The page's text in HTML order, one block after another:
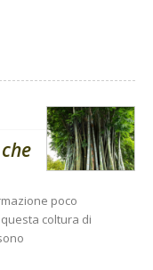
poco
coltura di